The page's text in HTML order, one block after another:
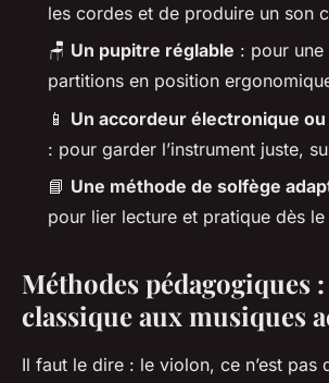
les cordes et de produire un son
🪑 Un pupitre réglable : pour
partitions en position
📱 Un accordeur électronique
: pour garder l’instrument juste,
📘 Une méthode de solfège
pour lier lecture et pratique dès
Méthodes pédagogiques
classique aux musiques
Il faut le dire : le violon, ce n’est pas